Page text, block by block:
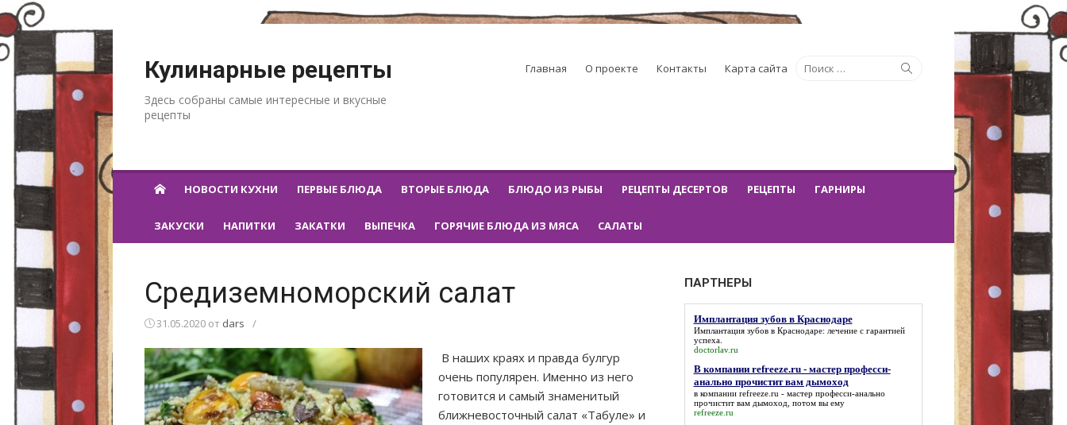
Кулинарные рецепты
Здесь собраны самые интересные и вкусные
рецепты
Искать:
Главная О проекте Контакты Карта сайта
НОВОСТИ КУХНИ ПЕРВЫЕ БЛЮДА ВТОРЫЕ БЛЮДА БЛЮДО ИЗ РЫБЫ РЕЦЕПТЫ ДЕСЕРТОВ РЕЦЕПТЫ ГАРНИРЫ
ЗАКУСКИ НАПИТКИ ЗАКАТКИ ВЫПЕЧКА ГОРЯЧИЕ БЛЮДА ИЗ МЯСА САЛАТЫ
Средиземноморский салат
31.05.2020 от dars /
В наших краях и правда булгур
очень популярен. Именно из него
готовится и самый знаменитый
ближневосточный салат «Табуле» и
ПАРТНЕРЫ
Имплантация зубов в Краснодаре
Имплантация зубов в Краснодаре: лечение с гарантией
успеха.
doctorlav.ru
В компании refreeze.ru - мастер професси-
анально прочистит вам дымоход
в компании refreeze.ru - мастер професси-анально
прочистит вам дымоход , потом вы ему
refreeze.ru